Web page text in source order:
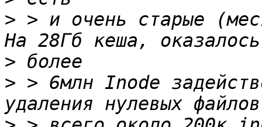
> > и очень старые
>
> > 6млн Inode